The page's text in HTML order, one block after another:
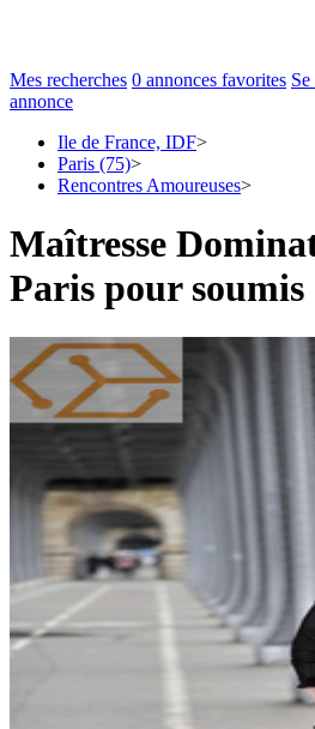
Mes recherches 0 annonces favorites
annonce
Ile de France, IDF>
Paris (75)>
Rencontres Amoureuses>
Maîtresse
Paris pour soumis